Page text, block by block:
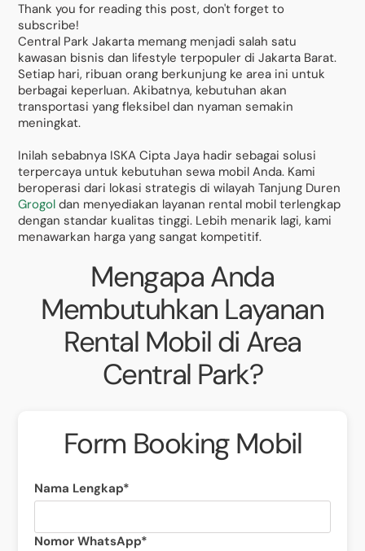
Thank you for reading this post, don't forget to
subscribe!
Central Park Jakarta memang menjadi salah satu
kawasan bisnis dan lifestyle terpopuler di Jakarta Barat.
Setiap hari, ribuan orang berkunjung ke area ini untuk
berbagai keperluan. Akibatnya, kebutuhan akan
transportasi yang fleksibel dan nyaman semakin
meningkat.
Inilah sebabnya ISKA Cipta Jaya hadir sebagai solusi
terpercaya untuk kebutuhan sewa mobil Anda. Kami
beroperasi dari lokasi strategis di wilayah Tanjung Duren
Grogol dan menyediakan layanan rental mobil terlengkap
dengan standar kualitas tinggi. Lebih menarik lagi, kami
menawarkan harga yang sangat kompetitif.
Mengapa Anda
Membutuhkan Layanan
Rental Mobil di Area
Central Park?
Form Booking Mobil
Nama Lengkap*
Nomor WhatsApp*